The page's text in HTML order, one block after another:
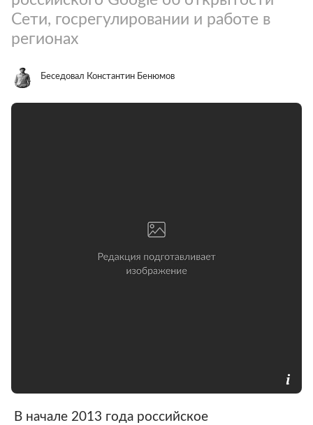
Сети, госрегулировании и работе в
регионах
Беседовал Константин Бенюмов
В начале 2013 года российское